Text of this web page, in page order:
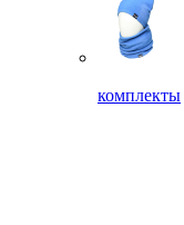
комплекты